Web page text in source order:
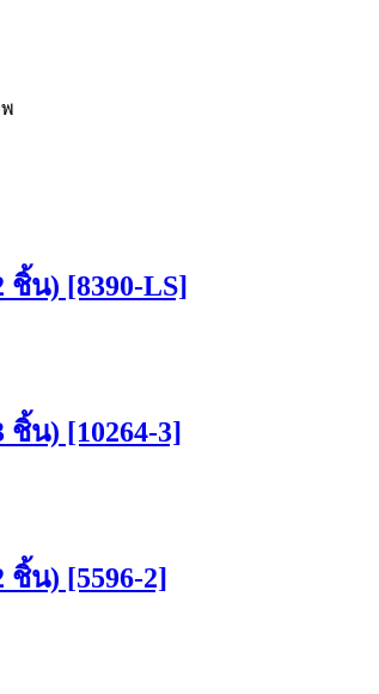
น) [8390-LS]
น) [10264-3]
น) [5596-2]